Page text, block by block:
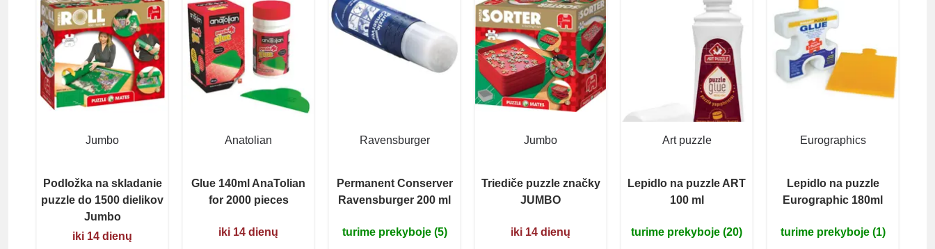
Jumbo
Podložka na skladanie
puzzle do 1500 dielikov
Jumbo
iki 14 dienų
Anatolian
Glue 140ml AnaTolian
for 2000 pieces
iki 14 dienų
Ravensburger
Permanent Conserver
Ravensburger 200 ml
turime prekyboje (5)
Jumbo
Triediče puzzle značky
JUMBO
iki 14 dienų
Art puzzle
Lepidlo na puzzle ART
100 ml
turime prekyboje (20)
Eurographics
Lepidlo na puzzle
Eurographic 180ml
turime prekyboje (1)